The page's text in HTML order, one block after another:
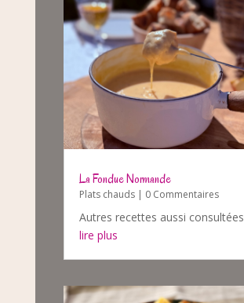
La Fondue Normande
Plats chauds| 0 Commentaires
Autres recettes aussi consultées
lire plus